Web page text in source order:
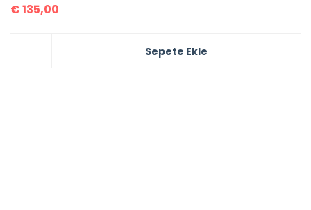
€135,00
Sepete Ekle